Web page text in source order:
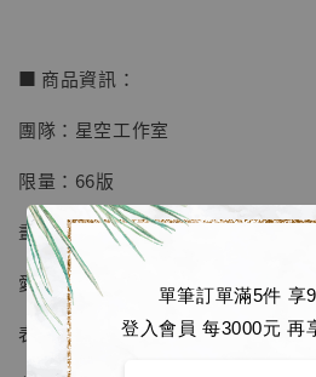
單筆訂單滿5件 享
登入會員 每3000元 再
加購優惠【海賊王 布魯克達摩 [7STARS Studio]】
■ 商品資訊：
團隊：星空工作室
限量：66版
畫框為 黑色磨砂金屬相框
愛普生原裝墨水微噴
表面配有防塵透明有機玻璃